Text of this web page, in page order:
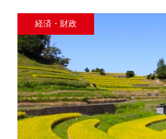
経済・財政